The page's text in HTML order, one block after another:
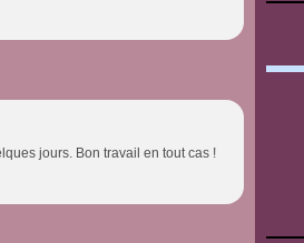
jours. Bon travail en tout cas !